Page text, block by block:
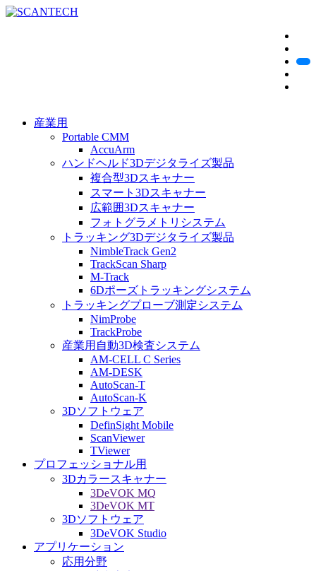
産業用
Portable CMM
AccuArm
ハンドヘルド3Dデジタライズ製品
複合型3Dスキャナー
スマート3Dスキャナー
広範囲3Dスキャナー
フォトグラメトリシステム
トラッキング3Dデジタライズ製品
NimbleTrack Gen2
TrackScan Sharp
M-Track
6Dポーズトラッキングシステム
トラッキングプローブ測定システム
NimProbe
TrackProbe
産業用自動3D検査システム
AM-CELL C Series
AM-DESK
AutoScan-T
AutoScan-K
3Dソフトウェア
DefinSight Mobile
ScanViewer
TViewer
プロフェッショナル用
3Dカラースキャナー
3DeVOK MQ
3DeVOK MT
3Dソフトウェア
3DeVOK Studio
アプリケーション
応用分野